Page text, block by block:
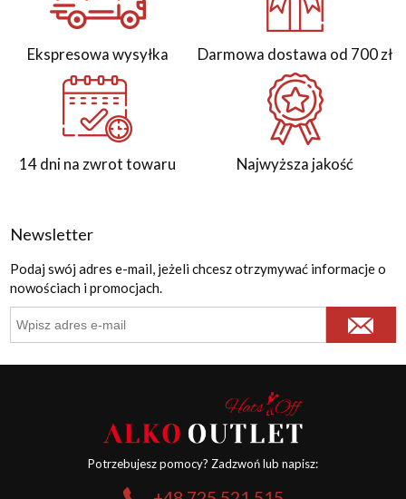
Ekspresowa wysyłka Darmowa dostawa od 700 zł
14 dni na zwrot towaru Najwyższa jakość
Newsletter
Podaj swój adres e-mail, jeżeli chcesz otrzymywać informacje o
nowościach i promocjach.
Potrzebujesz pomocy? Zadzwoń lub napisz: